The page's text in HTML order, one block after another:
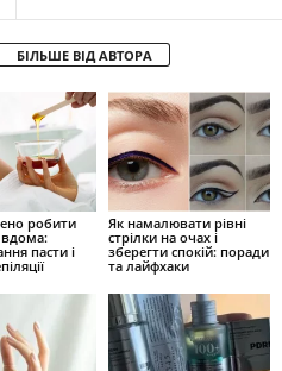
БІЛЬШЕ ВІД АВТОРА
робити
вдома:
пасти і
Як намалювати рівні
стрілки на очах і
зберегти спокій: поради
та лайфхаки